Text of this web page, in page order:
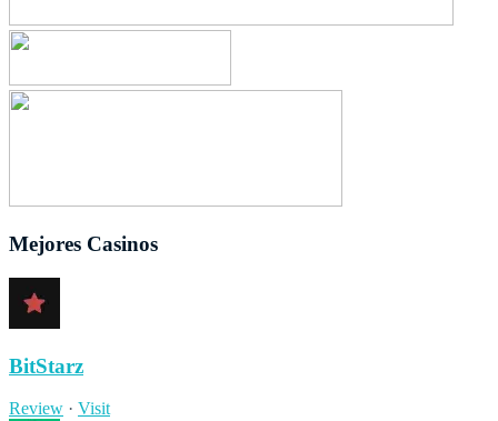
Mejores Casinos
BitStarz
Review · Visit